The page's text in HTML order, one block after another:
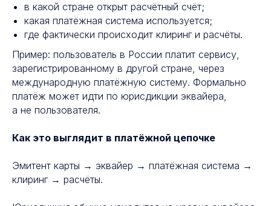
в какой стране открыт расчётный счёт;
какая платёжная система используется;
где фактически происходит клиринг и расчёты.
Пример: пользователь в России платит сервису,
зарегистрированному в другой стране, через
международную платёжную систему. Формально
платёж может идти по юрисдикции эквайера,
а не пользователя.
Как это выглядит в платёжной цепочке
Эмитент карты → эквайер → платёжная система →
клиринг → расчёты.